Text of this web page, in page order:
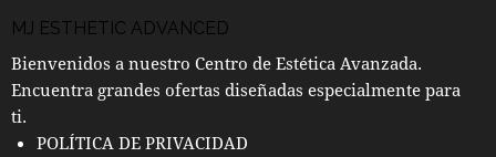
MJ ESTHETIC ADVANCED
Bienvenidos a nuestro Centro de Estética Avanzada.
Encuentra grandes ofertas diseñadas especialmente para
ti.
POLÍTICA DE PRIVACIDAD